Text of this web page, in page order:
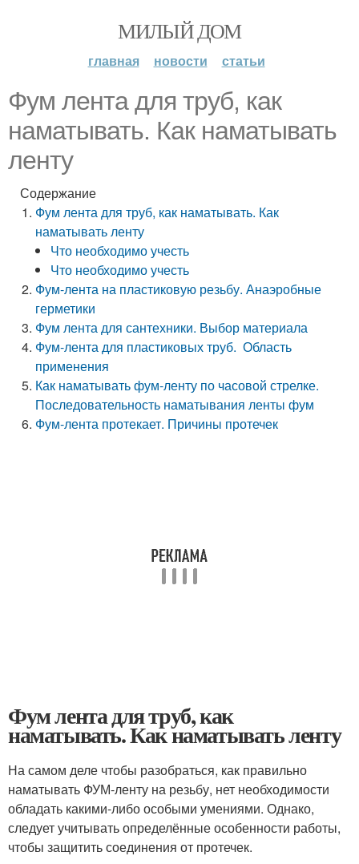
МИЛЫЙ ДОМ
главная новости статьи
Фум лента для труб, как
наматывать. Как наматывать
ленту
Содержание
Фум лента для труб, как наматывать. Как
наматывать ленту
Что необходимо учесть
Что необходимо учесть
Фум-лента на пластиковую резьбу. Анаэробные
герметики
Фум лента для сантехники. Выбор материала
Фум-лента для пластиковых труб. Область
применения
Как наматывать фум-ленту по часовой стрелке.
Последовательность наматывания ленты фум
Фум-лента протекает. Причины протечек
Фум лента для труб, как
наматывать. Как наматывать ленту
На самом деле чтобы разобраться, как правильно
наматывать ФУМ-ленту на резьбу, нет необходимости
обладать какими-либо особыми умениями. Однако,
следует учитывать определённые особенности работы,
чтобы защитить соединения от протечек.